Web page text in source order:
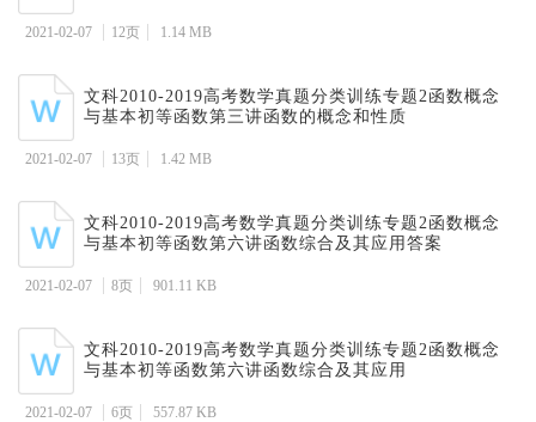
2021-02-07 12页 1.14 MB
文科2010-2019高考数学真题分类训练专题2函数概念
与基本初等函数第三讲函数的概念和性质
2021-02-07 13页 1.42 MB
文科2010-2019高考数学真题分类训练专题2函数概念
与基本初等函数第六讲函数综合及其应用答案
2021-02-07 8页 901.11 KB
文科2010-2019高考数学真题分类训练专题2函数概念
与基本初等函数第六讲函数综合及其应用
2021-02-07 6页 557.87 KB